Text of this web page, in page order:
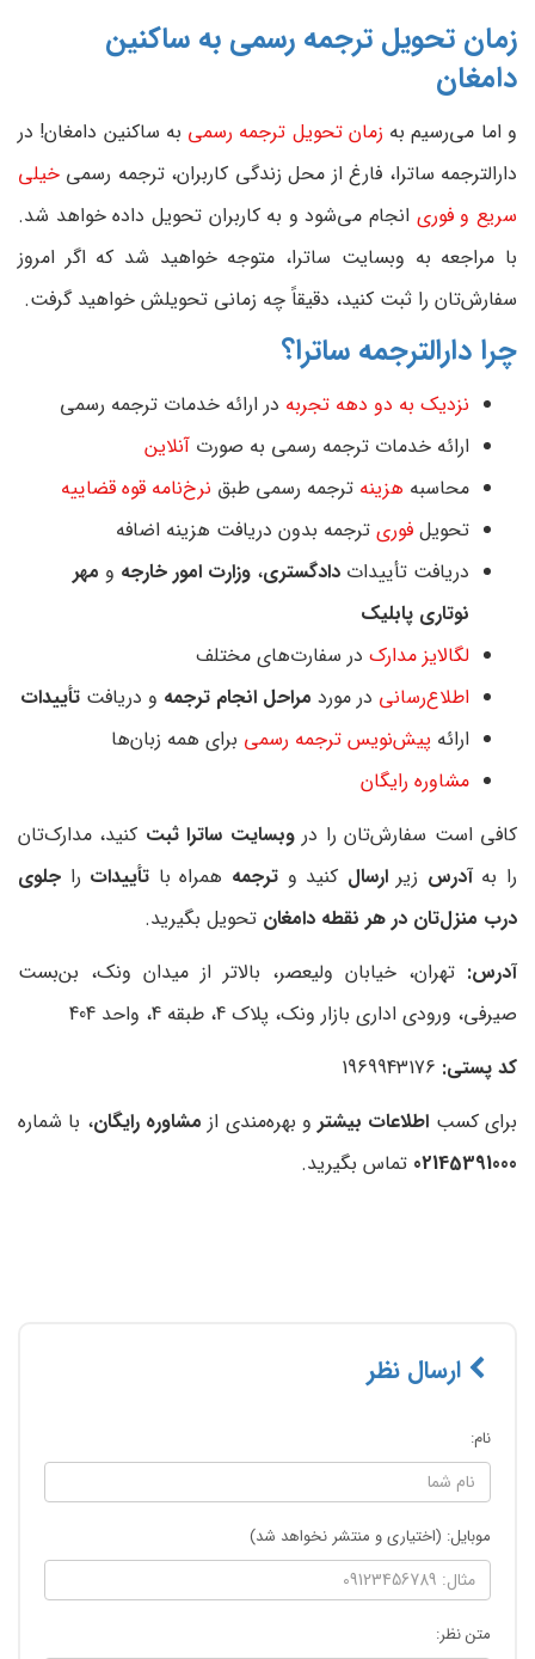
زمان تحویل ترجمه رسمی به ساکنین
دامغان
و اما می‌رسیم به زمان تحویل ترجمه رسمی به ساکنین دامغان! در
دارالترجمه ساترا، فارغ از محل زندگی کاربران، ترجمه رسمی خیلی
سریع و فوری انجام می‌شود و به کاربران تحویل داده خواهد شد.
با مراجعه به وبسایت ساترا، متوجه خواهید شد که اگر امروز
سفارش‌تان را ثبت کنید، دقیقاً چه زمانی تحویلش خواهید گرفت.
چرا دارالترجمه ساترا؟
نزدیک به دو دهه تجربه در ارائه خدمات ترجمه رسمی
ارائه خدمات ترجمه رسمی به صورت آنلاین
محاسبه هزینه ترجمه رسمی طبق نرخ‌نامه قوه قضاییه
تحویل فوری ترجمه بدون دریافت هزینه اضافه
دریافت تأییدات دادگستری، وزارت امور خارجه و مهر
نوتاری پابلیک
لگالایز مدارک در سفارت‌های مختلف
اطلاع‌رسانی در مورد مراحل انجام ترجمه و دریافت تأییدات
ارائه پیش‌نویس ترجمه رسمی برای همه زبان‌ها
مشاوره رایگان
کافی است سفارش‌تان را دروبسایت ساترا ثبت کنید، مدارک‌تان
را بهآدرس زیرارسال کنید وترجمه همراه با تأییدات را جلوی
درب منزل‌تان در هر نقطه دامغان تحویل بگیرید.
آدرس: تهران، خیابان ولیعصر، بالاتر از میدان ونک، بن‌بست
صیرفی، ورودی اداری بازار ونک، پلاک 4، طبقه 4، واحد 404
کد پستی:
برای کسب اطلاعات بیشترو بهره‌مندی از مشاوره رایگان، با شماره
02145391000 تماس بگیرید.
ارسال نظر
نام:
موبایل: (اختیاری و منتشر نخواهد شد)
متن نظر: